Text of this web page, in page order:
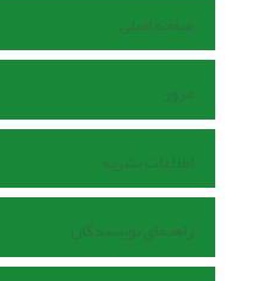
صفحه اصلی
مرور
اطلاعات نشریه
راهنمای نویسندگان